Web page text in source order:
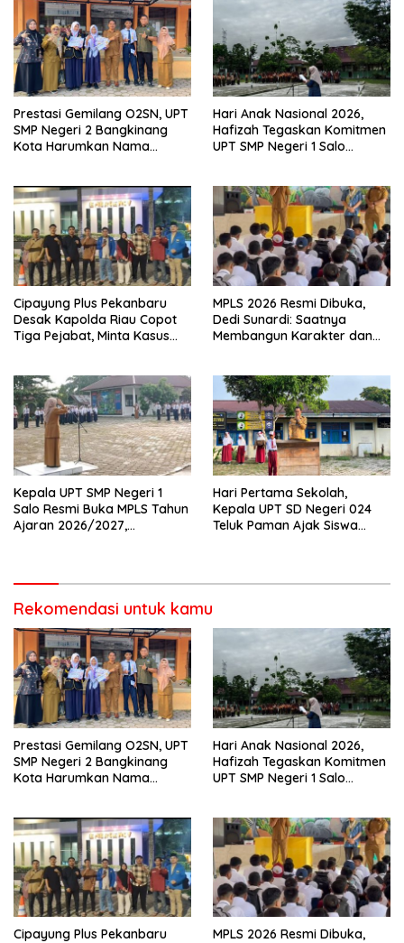
Prestasi Gemilang O2SN, UPT
SMP Negeri 2 Bangkinang
Kota Harumkan Nama
Hari Anak Nasional 2026,
Hafizah Tegaskan Komitmen
UPT SMP Negeri 1 Salo
Cipayung Plus Pekanbaru
Desak Kapolda Riau Copot
Tiga Pejabat, Minta Kasus
MPLS 2026 Resmi Dibuka,
Dedi Sunardi: Saatnya
Membangun Karakter dan
Kepala UPT SMP Negeri 1
Salo Resmi Buka MPLS Tahun
Ajaran 2026/2027,
Hari Pertama Sekolah,
Kepala UPT SD Negeri 024
Teluk Paman Ajak Siswa
Rekomendasi untuk kamu
Prestasi Gemilang O2SN, UPT
SMP Negeri 2 Bangkinang
Kota Harumkan Nama
Hari Anak Nasional 2026,
Hafizah Tegaskan Komitmen
UPT SMP Negeri 1 Salo
Cipayung Plus Pekanbaru
MPLS 2026 Resmi Dibuka,